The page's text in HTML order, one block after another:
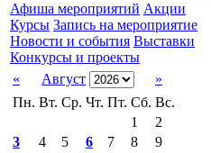
Афиша мероприятий Акции
Курсы Запись на мероприятие
Новости и события Выставки
Конкурсы и проекты
«
Август
»
Пн. Вт. Ср. Чт. Пт. Сб. Вс.
1
2
3
4 5 6 7 8
9